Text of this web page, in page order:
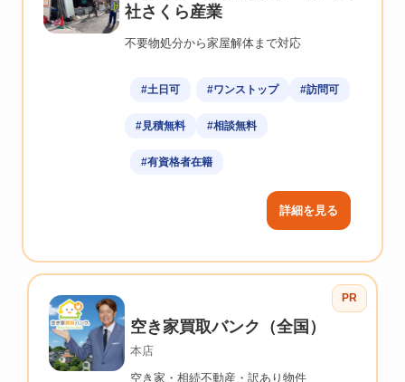
社さくら産業
不要物処分から家屋解体まで対応
#土日可 #ワンストップ #訪問可
#見積無料 #相談無料
#有資格者在籍
詳細を見る
PR
空き家買取バンク（全国）
本店
空き家・相続不動産・訳あり物件